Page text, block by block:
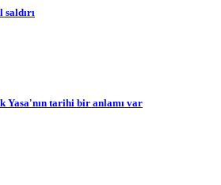
Yasa'nın tarihi bir anlamı var